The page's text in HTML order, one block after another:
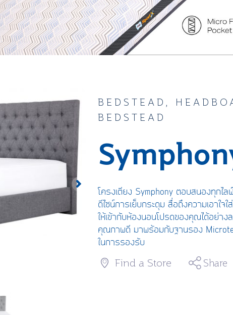
BEDSTEAD,
BEDSTEAD
โครงเตียง Symphony ตอบสนองทุกไล
ดีไซน์การเย็บกระดุม สื่อถึงความเอาใจ
ให้เข้ากับห้องนอนโปรดของคุณได้อย่าง
คุณภาพดี มาพร้อมกับฐานรอง
ในการรองรับ
Find a Store Share